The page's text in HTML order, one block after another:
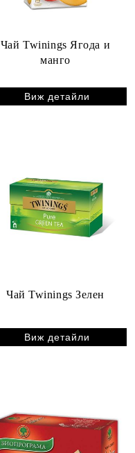
Чай Twinings Ягода и
манго
Виж детайли
Чай Twinings Зелен
Виж детайли